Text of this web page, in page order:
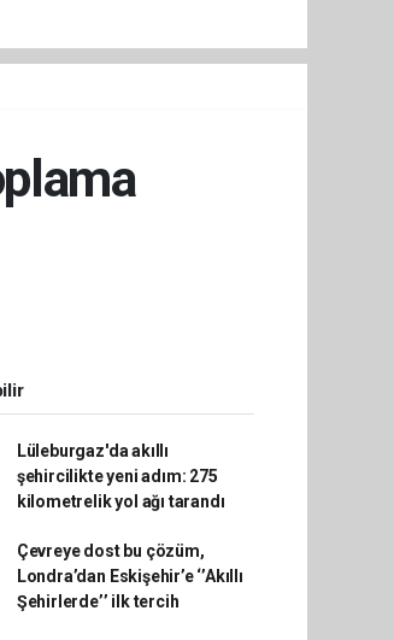
Lüleburgaz'da akıllı
şehircilikte yeni adım: 275
kilometrelik yol ağı tarandı
Çevreye dost bu çözüm,
Londra’dan Eskişehir’e ‘’Akıllı
Şehirlerde’’ ilk tercih